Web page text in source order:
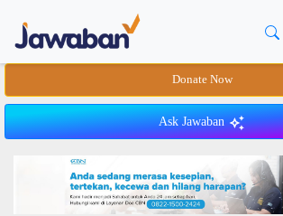
Donate Now
Ask Jawaban